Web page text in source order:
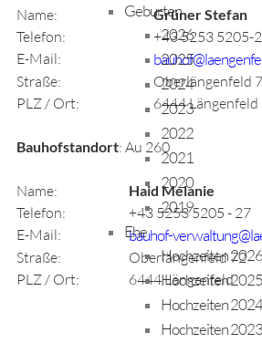
Geburten
2026
2025
2024
2023
2022
2021
2020
2019
Ehe
Hochzeiten 2026
Hochzeiten 2025
Hochzeiten 2024
Hochzeiten 2023
Name: Grüner Stefan
Telefon:
+43 5253 5205-
E-Mail:
Straße:
Oberlängenfeld
PLZ / Ort:
6444 Längenfeld
Bauhofstandort: Au 260
Name: Haid Melanie
Telefon:
+43 5253 5205 - 27
E-Mail:
bauhof-
Straße:
Oberlängenfeld 72
PLZ / Ort:
6444 Längenfeld